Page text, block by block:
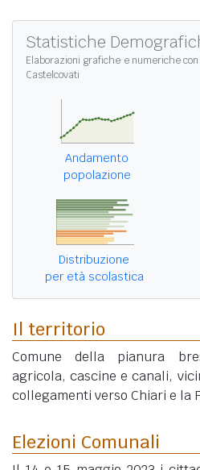
Statistiche
Elaborazioni grafiche e numeriche
Castelcovati
Andamento
popolazione
Distribuzione
per età scolastica
Il territorio
Comune della pianura
agricola, cascine e canali,
collegamenti verso Chiari e la
Elezioni Comunali